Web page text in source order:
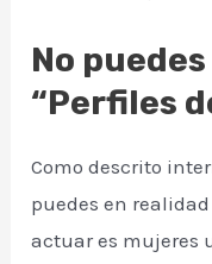
No
“Perfiles
Como descrito
puedes en
actuar es mujeres